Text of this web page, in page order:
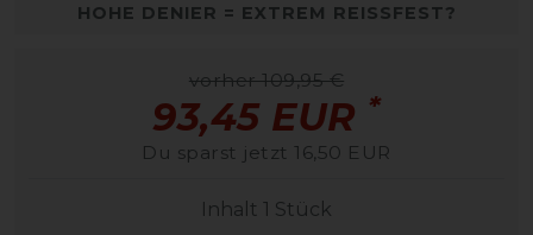
HOHE DENIER = EXTREM REISSFEST?
vorher 109,95 €
93,45 EUR *
Du sparst jetzt 16,50 EUR
Inhalt 1 Stück